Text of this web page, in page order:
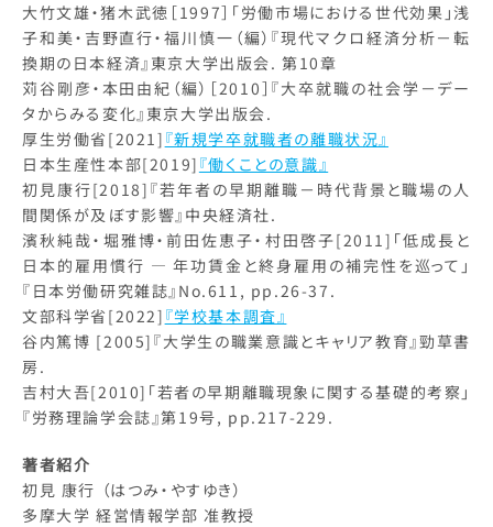
大竹文雄・猪木武徳［1997］「労働市場における世代効果」浅
子和美・吉野直行・福川慎一（編）『現代マクロ経済分析－転
換期の日本経済』東京大学出版会. 第10章
苅谷剛彦・本田由紀（編）［2010］『大卒就職の社会学－デー
タからみる変化』東京大学出版会.
厚生労働省[2021] 『新規学卒就職者の離職状況』
日本生産性本部[2019] 『働くことの意識』
初見康行[2018]『若年者の早期離職－時代背景と職場の人
間関係が及ぼす影響』中央経済社.
濱秋純哉・堀雅博・前田佐恵子・村田啓子[2011]「低成長と
日本的雇用慣行 ― 年功賃金と終身雇用の補完性を巡って」
『日本労働研究雑誌』No.611, pp.26-37.
文部科学省[2022] 『学校基本調査』
谷内篤博 [2005]『大学生の職業意識とキャリア教育』勁草書
房.
吉村大吾[2010]「若者の早期離職現象に関する基礎的考察」
『労務理論学会誌』第19号, pp.217-229.
著者紹介
初見 康行 （はつみ・やすゆき）
多摩大学 経営情報学部 准教授